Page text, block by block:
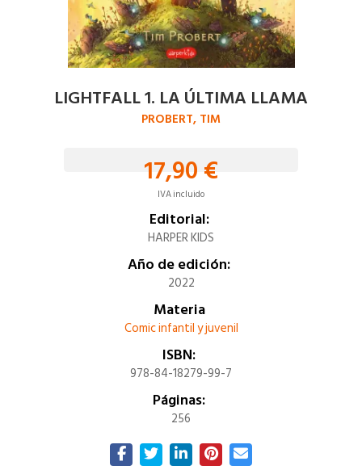
LIGHTFALL 1. LA ÚLTIMA LLAMA
PROBERT, TIM
17,90 €
IVA incluido
Editorial:
HARPER KIDS
Año de edición:
2022
Materia
Comic infantil y juvenil
ISBN:
978-84-18279-99-7
Páginas:
256